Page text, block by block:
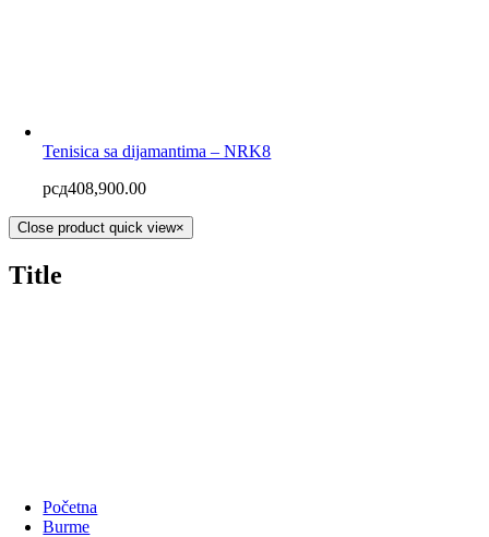
Tenisica sa dijamantima – NRK8
рсд408,900.00
Close product quick view×
Title
Početna
Burme